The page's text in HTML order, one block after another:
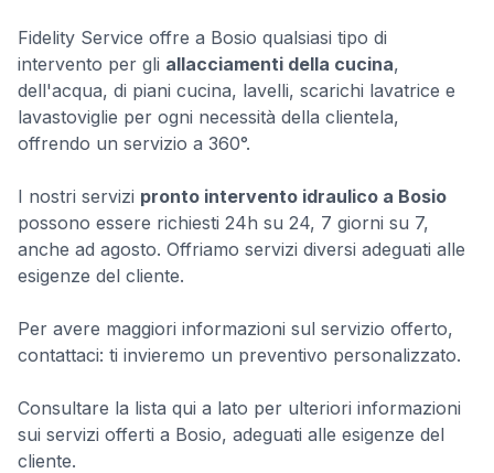
Fidelity Service offre a Bosio qualsiasi tipo di
intervento per gli allacciamenti della cucina,
dell'acqua, di piani cucina, lavelli, scarichi lavatrice e
lavastoviglie per ogni necessità della clientela,
offrendo un servizio a 360°.
I nostri servizi pronto intervento idraulico a Bosio
possono essere richiesti 24h su 24, 7 giorni su 7,
anche ad agosto. Offriamo servizi diversi adeguati alle
esigenze del cliente.
Per avere maggiori informazioni sul servizio offerto,
contattaci: ti invieremo un preventivo personalizzato.
Consultare la lista qui a lato per ulteriori informazioni
sui servizi offerti a Bosio, adeguati alle esigenze del
cliente.